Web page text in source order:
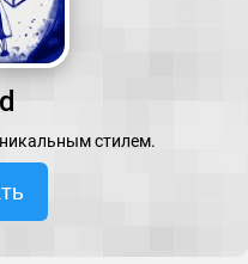
стилем.